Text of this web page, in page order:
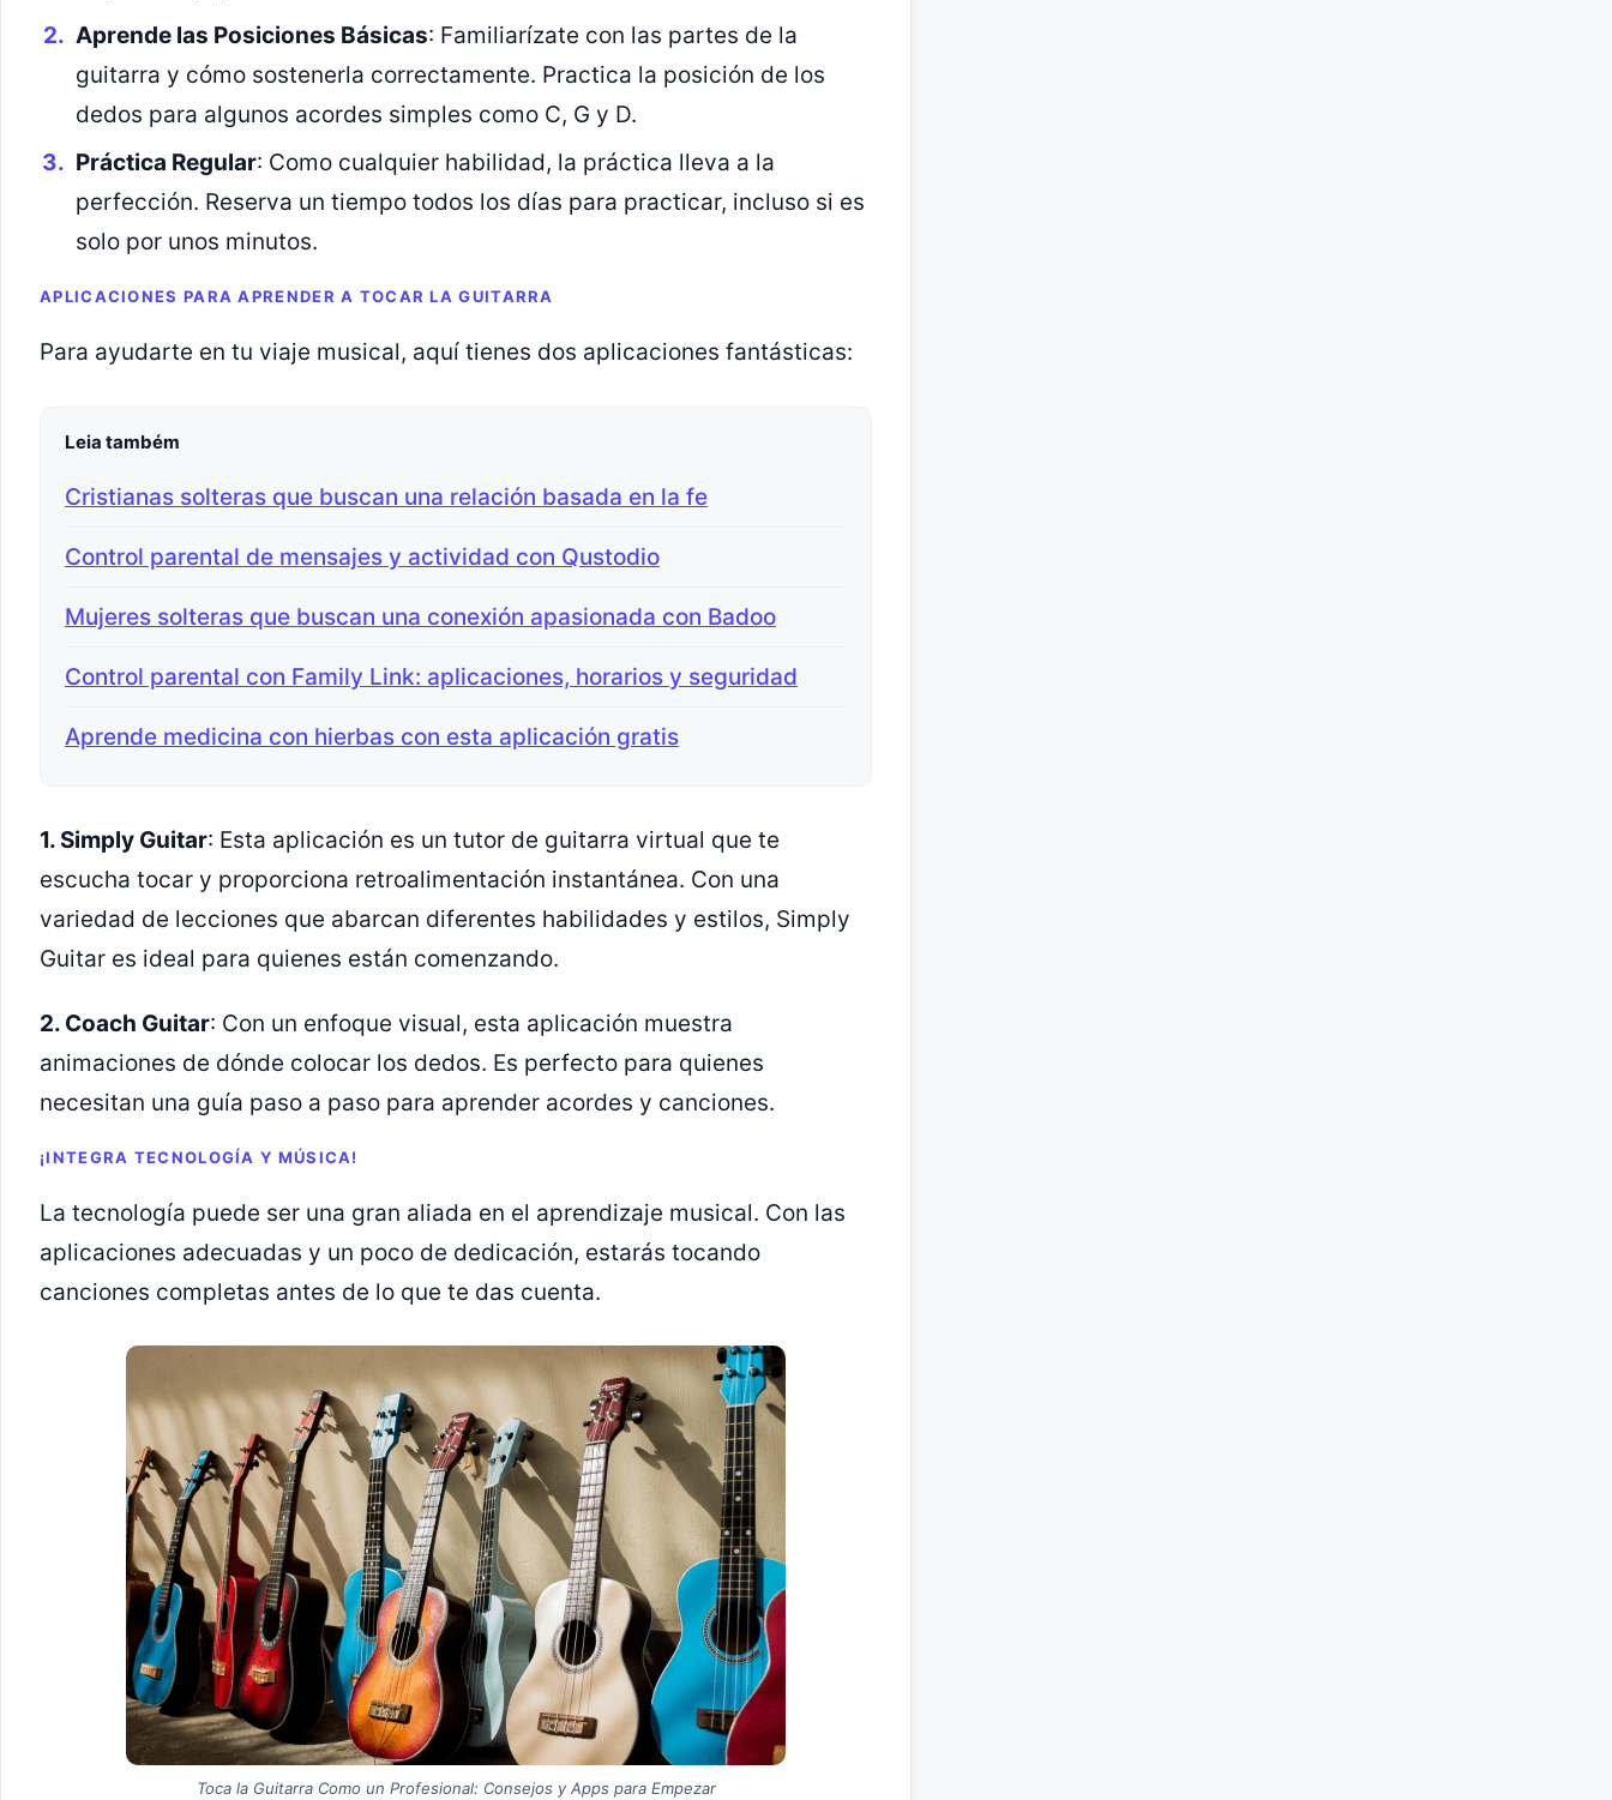
Aprende las Posiciones Básicas: Familiarízate con las partes de la
guitarra y cómo sostenerla correctamente. Practica la posición de los
dedos para algunos acordes simples como C, G y D.
Práctica Regular: Como cualquier habilidad, la práctica lleva a la
perfección. Reserva un tiempo todos los días para practicar, incluso si es
solo por unos minutos.
APLICACIONES PARA APRENDER A TOCAR LA GUITARRA
Para ayudarte en tu viaje musical, aquí tienes dos aplicaciones fantásticas:
Leia também
Cristianas solteras que buscan una relación basada en la fe
Control parental de mensajes y actividad con Qustodio
Mujeres solteras que buscan una conexión apasionada con Badoo
Control parental con Family Link: aplicaciones, horarios y seguridad
Aprende medicina con hierbas con esta aplicación gratis
1. Simply Guitar: Esta aplicación es un tutor de guitarra virtual que te
escucha tocar y proporciona retroalimentación instantánea. Con una
variedad de lecciones que abarcan diferentes habilidades y estilos, Simply
Guitar es ideal para quienes están comenzando.
2. Coach Guitar: Con un enfoque visual, esta aplicación muestra
animaciones de dónde colocar los dedos. Es perfecto para quienes
necesitan una guía paso a paso para aprender acordes y canciones.
¡INTEGRA TECNOLOGÍA Y MÚSICA!
La tecnología puede ser una gran aliada en el aprendizaje musical. Con las
aplicaciones adecuadas y un poco de dedicación, estarás tocando
canciones completas antes de lo que te das cuenta.
Toca la Guitarra Como un Profesional: Consejos y Apps para Empezar